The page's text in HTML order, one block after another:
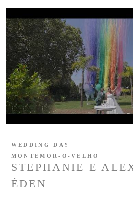
STEPHANIE E
ÉDEN
WEDDING DAY
MONTEMOR-O-VELHO